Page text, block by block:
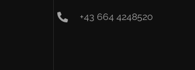
+43 664 4248520